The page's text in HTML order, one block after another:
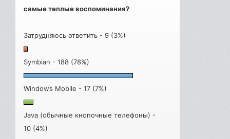
самые теплые воспоминания?
Затрудняюсь ответить - 9 (3%)
Symbian - 188 (78%)
Windows Mobile - 17 (7%)
Java (обычные кнопочные телефоны) -
10 (4%)